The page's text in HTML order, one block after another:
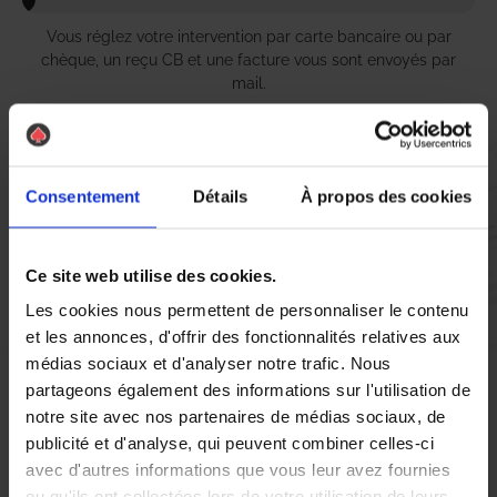
Consentement Détails À propos des cookies
Ce site web utilise des cookies.
Les cookies nous permettent de personnaliser le contenu
et les annonces, d'offrir des fonctionnalités relatives aux
médias sociaux et d'analyser notre trafic. Nous
partageons également des informations sur l'utilisation de
notre site avec nos partenaires de médias sociaux, de
publicité et d'analyse, qui peuvent combiner celles-ci
avec d'autres informations que vous leur avez fournies
Vous réglez votre intervention par carte bancaire ou par
chèque, un reçu CB et une facture vous sont envoyés par
mail.
Etape 5 :
Vous évaluez la prestation
Vous recevez une demande d’évaluation de votre expérience
avec l’équipe AS DE PIC.
Nous avons pensé à tout
À Villerupt, la lutte contre les nuisibles, en particulier les